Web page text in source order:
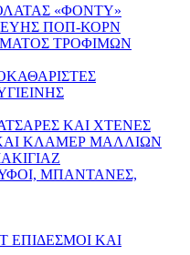
«ΦΟΝΤΥ»
ΠΟΠ-ΚΟΡΝ
ΤΡΟΦΙΜΩΝ
ΚΑΙ ΧΤΕΝΕΣ
ΚΛΑΜΕΡ ΜΑΛΛΙΩΝ
ΜΠΑΝΤΑΝΕΣ,
ΕΠΙΔΕΣΜΟΙ ΚΑΙ